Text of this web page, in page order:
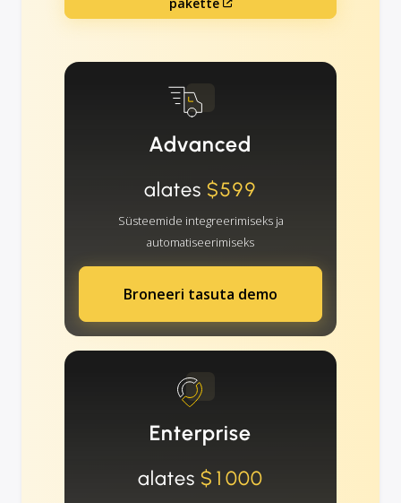
Advanced
alates $599
Süsteemide integreerimiseks ja
automatiseerimiseks
Broneeri tasuta demo
Enterprise
alates $1000